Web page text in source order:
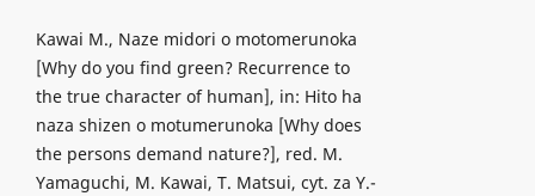
Kawai M., Naze midori o motomerunoka
[Why do you find green? Recurrence to
the true character of human], in: Hito ha
naza shizen o motumerunoka [Why does
the persons demand nature?], red. M.
Yamaguchi, M. Kawai, T. Matsui, cyt. za Y.-